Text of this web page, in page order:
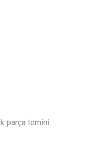
parça temini